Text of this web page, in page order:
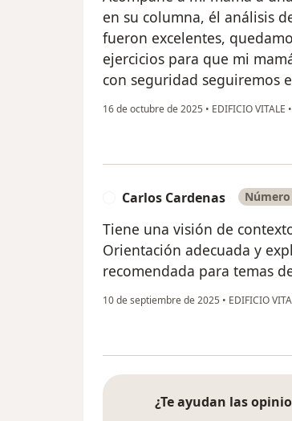
en su columna, él análisis
fueron excelentes,
ejercicios para que mi
con seguridad seguiremos
16 de octubre de 2025 • EDIFICIO VITALE •
Carlos Cardenas
Tiene una visión de
Orientación adecuada y
recomendada para temas
10 de septiembre de 2025 • EDIFICIO
¿Te ayudan las